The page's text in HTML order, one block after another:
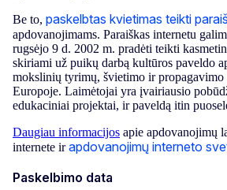
Be to, paskelbtas kvietimas teikti
apdovanojimams. Paraiškas internetu
rugsėjo 9 d. 2002 m. pradėti teikti
skiriami už puikų darbą kultūros paveldo
mokslinių tyrimų, švietimo ir propagavimo
Europoje. Laimėtojai yra įvairiausio
edukaciniai projektai, ir paveldą itin
Daugiau informacijos apie apdovanojimų
internete irapdovanojimų interneto
Paskelbimo data